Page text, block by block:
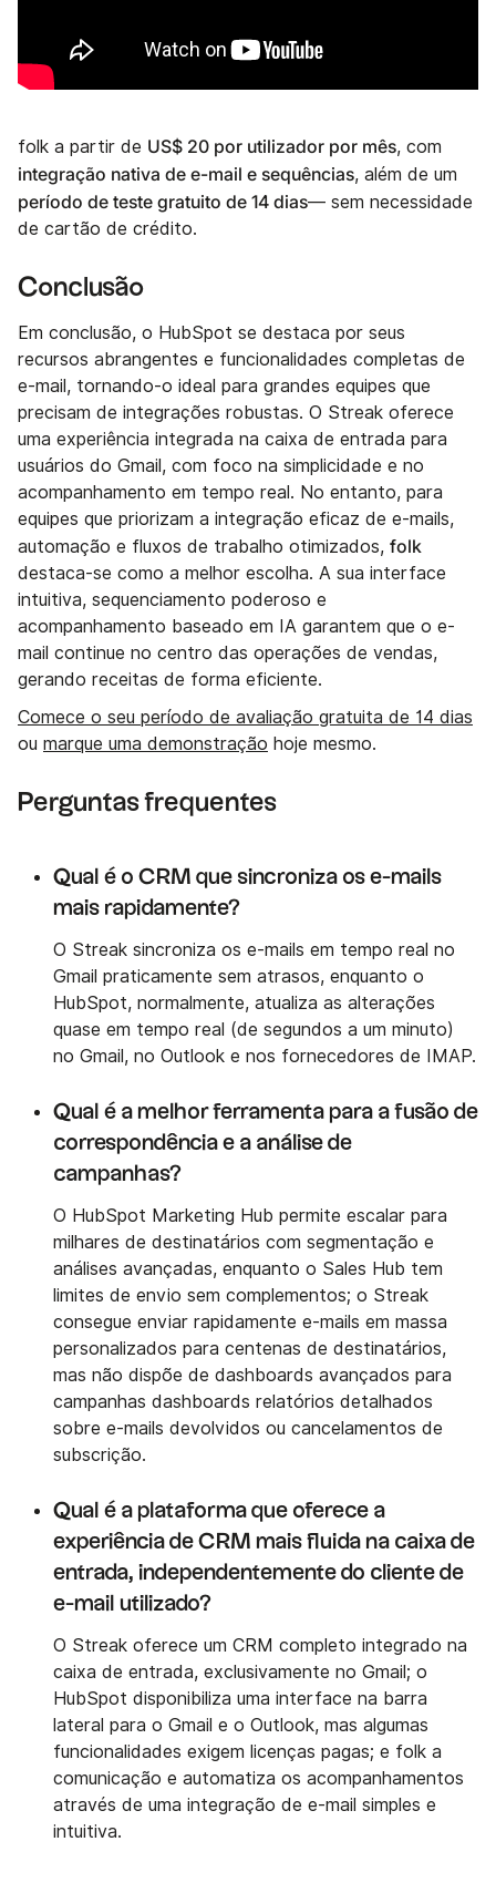
folk a partir de US$ 20 por utilizador por mês, com
integração nativa de e-mail e sequências, além de um
período de teste gratuito de 14 dias— sem necessidade
de cartão de crédito.
Conclusão
Em conclusão, o HubSpot se destaca por seus
recursos abrangentes e funcionalidades completas de
e-mail, tornando-o ideal para grandes equipes que
precisam de integrações robustas. O Streak oferece
uma experiência integrada na caixa de entrada para
usuários do Gmail, com foco na simplicidade e no
acompanhamento em tempo real. No entanto, para
equipes que priorizam a integração eficaz de e-mails,
automação e fluxos de trabalho otimizados, folk
destaca-se como a melhor escolha. A sua interface
intuitiva, sequenciamento poderoso e
acompanhamento baseado em IA garantem que o e-
mail continue no centro das operações de vendas,
gerando receitas de forma eficiente.
Comece o seu período de avaliação gratuita de 14 dias
ou marque uma demonstração hoje mesmo.
Perguntas frequentes
Qual é o CRM que sincroniza os e-mails
mais rapidamente?
O Streak sincroniza os e-mails em tempo real no
Gmail praticamente sem atrasos, enquanto o
HubSpot, normalmente, atualiza as alterações
quase em tempo real (de segundos a um minuto)
no Gmail, no Outlook e nos fornecedores de IMAP.
Qual é a melhor ferramenta para a fusão de
correspondência e a análise de
campanhas?
O HubSpot Marketing Hub permite escalar para
milhares de destinatários com segmentação e
análises avançadas, enquanto o Sales Hub tem
limites de envio sem complementos; o Streak
consegue enviar rapidamente e-mails em massa
personalizados para centenas de destinatários,
mas não dispõe de dashboards avançados para
campanhas dashboards relatórios detalhados
sobre e-mails devolvidos ou cancelamentos de
subscrição.
Qual é a plataforma que oferece a
experiência de CRM mais fluida na caixa de
entrada, independentemente do cliente de
e-mail utilizado?
O Streak oferece um CRM completo integrado na
caixa de entrada, exclusivamente no Gmail; o
HubSpot disponibiliza uma interface na barra
lateral para o Gmail e o Outlook, mas algumas
funcionalidades exigem licenças pagas; e folk a
comunicação e automatiza os acompanhamentos
através de uma integração de e-mail simples e
intuitiva.